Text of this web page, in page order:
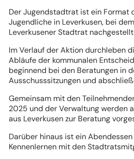
Der Jugendstadtrat ist ein Format
Jugendliche in Leverkusen, bei
Leverkusener Stadtrat
Im Verlauf der Aktion durchleben
Abläufe der kommunalen
beginnend bei den Beratungen in
Ausschusssitzungen und
Gemeinsam mit den
2025 und der Verwaltung werden
aus Leverkusen zur Beratung
Darüber hinaus ist ein
Kennenlernen mit den